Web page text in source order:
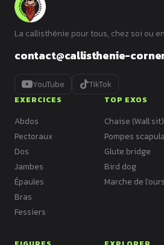
La callisthénie pour tous, chez soi ou
contact@callisthenie-
YouTube TikTok
EXERCICES
Abdos
Pectoraux
Dos
Jambes
Épaules
Bras
Fessiers
TOP EXOS
Chaise (Wall sit)
Pompes
Glute bridge
Bird dog
Marche de l'ours